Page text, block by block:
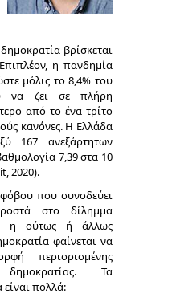
βρίσκεται
η πανδημία
μόλις το 8,4% του
να ζει σε πλήρη
από το ένα τρίτο
κανόνες. Η Ελλάδα
167 ανεξάρτητων
7,39 στα 10
2020).
που συνοδεύει
στο δίλημμα
η ούτως ή άλλως
φαίνεται να
περιορισμένης
Τα
πολλά: